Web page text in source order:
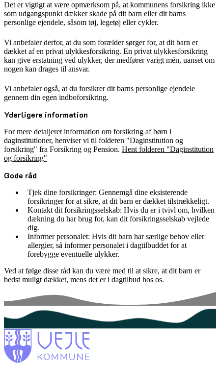
Det er vigtigt at være opmærksom på, at kommunens forsikring ikke
som udgangspunkt dækker skade på dit barn eller dit barns
personlige ejendele, såsom tøj, legetøj eller cykler.
Vi anbefaler derfor, at du som forælder sørger for, at dit barn er
dækket af en privat ulykkesforsikring. En privat ulykkesforsikring
kan give erstatning ved ulykker, der medfører varigt mén, uanset om
nogen kan drages til ansvar.
Vi anbefaler også, at du forsikrer dit barns personlige ejendele
gennem din egen indboforsikring.
Yderligere information
For mere detaljeret information om forsikring af børn i
daginstitutioner, henviser vi til folderen "Daginstitution og
forsikring" fra Forsikring og Pension. Hent folderen "Daginstitution
og forsikring"
Gode råd
Tjek dine forsikringer: Gennemgå dine eksisterende
forsikringer for at sikre, at dit barn er dækket tilstrækkeligt.
Kontakt dit forsikringsselskab: Hvis du er i tvivl om, hvilken
dækning du har brug for, kan dit forsikringsselskab vejlede
dig.
Informer personalet: Hvis dit barn har særlige behov eller
allergier, så informer personalet i dagtilbuddet for at
forebygge eventuelle ulykker.
Ved at følge disse råd kan du være med til at sikre, at dit barn er
bedst muligt dækket, mens det er i dagtilbud hos os.